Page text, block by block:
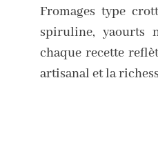
Fromages type
spiruline, yaourts
chaque recette
artisanal et la